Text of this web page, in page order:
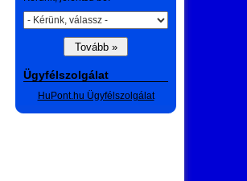
Ügyfélszolgálat
HuPont.hu Ügyfélszolgálat